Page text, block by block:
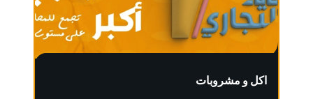
اكل و مشروبات